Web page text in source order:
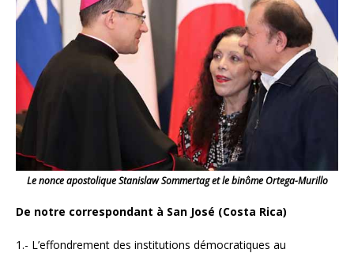
Le nonce apostolique Stanislaw Sommertag et le binôme Ortega-Murillo
De notre correspondant à San José (Costa Rica)
1.- L’effondrement des institutions démocratiques au